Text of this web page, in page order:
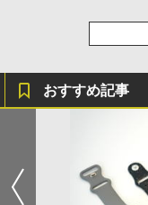
おすすめ記事